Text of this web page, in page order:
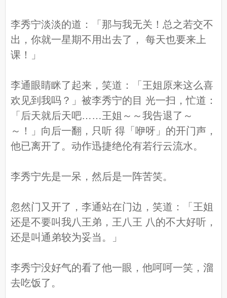
李秀宁淡淡的道：「那与我无关！总之若交不
出，你就一星期不用出去了， 每天也要来上
课！」
李通眼睛眯了起来，笑道：「王姐原来这么喜
欢见到我吗？」被李秀宁的目 光一扫，忙道：
「后天就后天吧……王姐～～我告退了～
～！」向后一翻，只听 得「咿呀」的开门声，
他已离开了。动作迅捷绝伦有若行云流水。
李秀宁先是一呆，然后是一阵苦笑。
忽然门又开了，李通站在门边，笑道：「王姐
还是不要叫我八王弟，王八王 八的不大好听，
还是叫通弟较为妥当。」
李秀宁没好气的看了他一眼，他呵呵一笑，溜
去吃饭了。